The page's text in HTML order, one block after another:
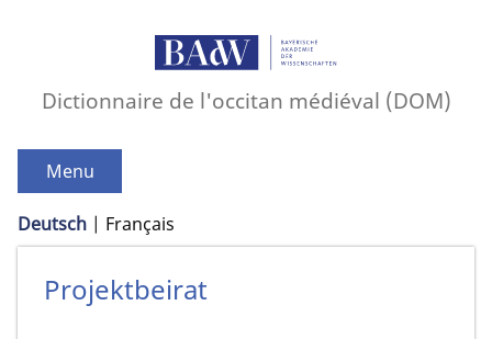
Dictionnaire de l'occitan médiéval (DOM)
Menu
Deutsch Français
Projektbeirat